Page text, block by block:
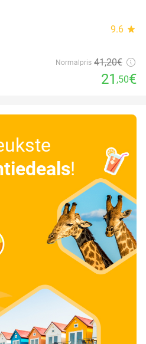
9.6 star
Normalpris 41,20€
21 ,50€
!